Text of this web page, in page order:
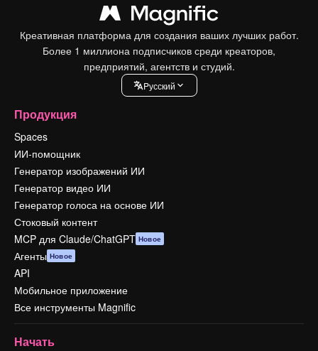
Креативная платформа для создания ваших лучших работ.
Более 1 миллиона подписчиков среди креаторов,
предприятий, агентств и студий.
Pусский
Продукция
Spaces
ИИ-помощник
Генератор изображений ИИ
Генератор видео ИИ
Генератор голоса на основе ИИ
Стоковый контент
MCP для Claude/ChatGPT Новое
Агенты Новое
API
Мобильное приложение
Все инструменты Magnific
Начать